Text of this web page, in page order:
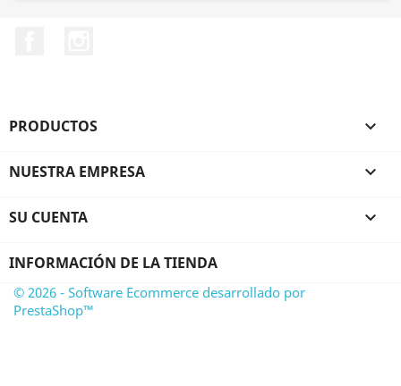
PRODUCTOS 
NUESTRA EMPRESA 
SU CUENTA 
INFORMACIÓN DE LA TIENDA
© 2026 - Software Ecommerce desarrollado por
PrestaShop™